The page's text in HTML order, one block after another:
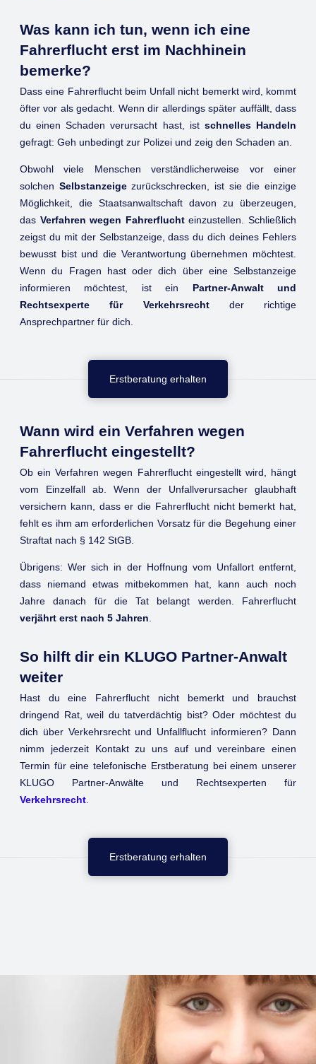
Was kann ich tun, wenn ich eine
Fahrerflucht erst im Nachhinein
bemerke?
Dass eine Fahrerflucht beim Unfall nicht bemerkt wird, kommt
öfter vor als gedacht. Wenn dir allerdings später auffällt, dass
du einen Schaden verursacht hast, ist schnelles Handeln
gefragt: Geh unbedingt zur Polizei und zeig den Schaden an.
Obwohl viele Menschen verständlicherweise vor einer
solchen Selbstanzeigezurückschrecken, ist sie die einzige
Möglichkeit, die Staatsanwaltschaft davon zu überzeugen,
das Verfahren wegen Fahrerfluchteinzustellen. Schließlich
zeigst du mit der Selbstanzeige, dass du dich deines Fehlers
bewusst bist und die Verantwortung übernehmen möchtest.
Wenn du Fragen hast oder dich über eine Selbstanzeige
informieren möchtest, ist ein Partner-Anwalt und
Rechtsexperte für Verkehrsrechtder richtige
Ansprechpartner für dich.
Erstberatung erhalten
Wann wird ein Verfahren wegen
Fahrerflucht eingestellt?
Ob ein Verfahren wegen Fahrerflucht eingestellt wird, hängt
vom Einzelfall ab. Wenn der Unfallverursacher glaubhaft
versichern kann, dass er die Fahrerflucht nicht bemerkt hat,
fehlt es ihm am erforderlichen Vorsatz für die Begehung einer
Straftat nach § 142 StGB.
Übrigens: Wer sich in der Hoffnung vom Unfallort entfernt,
dass niemand etwas mitbekommen hat, kann auch noch
Jahre danach für die Tat belangt werden. Fahrerflucht
verjährt erst nach 5 Jahren
So hilft dir ein KLUGO Partner-Anwalt
weiter
Hast du eine Fahrerflucht nicht bemerkt und brauchst
dringend Rat, weil du tatverdächtig bist? Oder möchtest du
dich über Verkehrsrecht und Unfallflucht informieren? Dann
nimm jederzeit Kontakt zu uns auf und vereinbare einen
Termin für eine telefonische Erstberatung bei einem unserer
KLUGO Partner-Anwälte und Rechtsexperten für
Verkehrsrecht.
Erstberatung erhalten